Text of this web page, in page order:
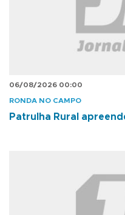
06/08/2026 00:00
RONDA NO CAMPO
Patrulha Rural